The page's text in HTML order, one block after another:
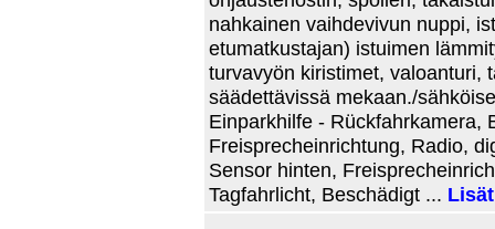
nahkainen vaihdevivun nuppi,
etumatkustajan) istuimen
turvavyön kiristimet, valoanturi,
säädettävissä mekaan./
Einparkhilfe - Rückfahrkamera,
Freisprecheinrichtung, Radio,
Sensor hinten,
Tagfahrlicht, Beschädigt ...